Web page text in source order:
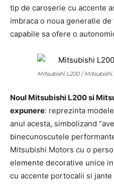
tip de caroserie cu accente
imbraca o noua generatie
capabile sa ofere o
Mitsubishi L200 / Mitsubishi
Noul Mitsubishi L200 si
expunere: reprezinta
anul acesta, simbolizand
binecunoscutele
Mitsubishi Motors cu o
elemente decorative unice
cu accente portocalii si